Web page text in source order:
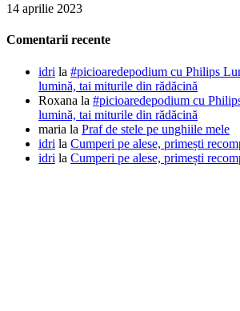
14 aprilie 2023
Comentarii recente
idri la #picioaredepodium cu Philips
lumină, tai miturile din rădăcină
Roxana la #picioaredepodium cu
lumină, tai miturile din rădăcină
maria la Praf de stele pe unghiile mele
idri la Cumperi pe alese, primești
idri la Cumperi pe alese, primești